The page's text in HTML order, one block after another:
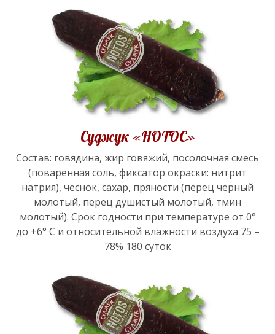
Суджук «НОТОС»
Состав: говядина, жир говяжий, посолочная смесь
(поваренная соль, фиксатор окраски: нитрит
натрия), чеснок, сахар, пряности (перец черный
молотый, перец душистый молотый, тмин
молотый). Срок годности при температуре от 0°
до +6° С и относительной влажности воздуха 75 –
78% 180 суток